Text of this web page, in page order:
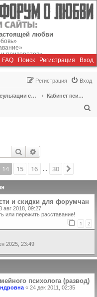
любви
приворотов»
FAQ Поиск Регистрация Вход
Вход
Регистрация
Консультации специалистов
Кабинет психолога
Поиск
14 15 16 30
и скидки для форумчан
авг 2018, 09:27
или пережить расставание!
1 2
2025, 23:49
психолога (развод)
« 24 дек 2011, 02:35